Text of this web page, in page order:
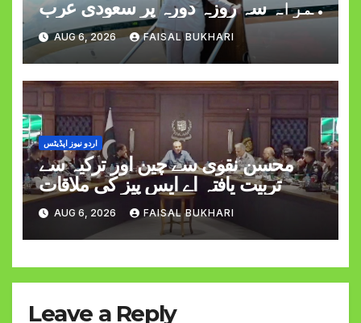
ہمراہ سہ روزہ دورہ پر سعودی عرب
روانہ
AUG 6, 2026 FAISAL BUKHARI
اردو نیوز اپڈیٹس
محسن نقوی سے چین اور ترکیہ سے
تربیت یافتہ اے ایس پیز کی ملاقات
AUG 6, 2026 FAISAL BUKHARI
Leave a Reply